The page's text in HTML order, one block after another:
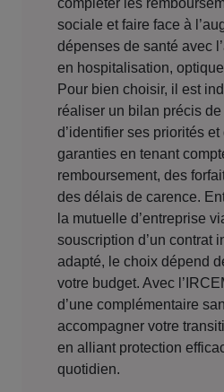
compléter les
sociale et faire face à
dépenses de santé avec
en hospitalisation,
Pour bien choisir, il est
réaliser un bilan précis
d’identifier ses priorités
garanties en tenant
remboursement, des
des délais de carence.
la mutuelle d’entreprise
souscription d’un contrat
adapté, le choix dépend
votre budget. Avec
d’une complémentaire
accompagner votre
en alliant protection
quotidien.